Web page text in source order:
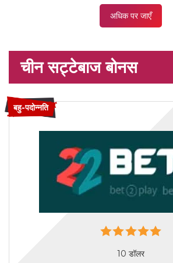
अधिक पर जाएँ
चीन सट्टेबाज बोनस
बहु-पदोन्नति
10 डॉलर